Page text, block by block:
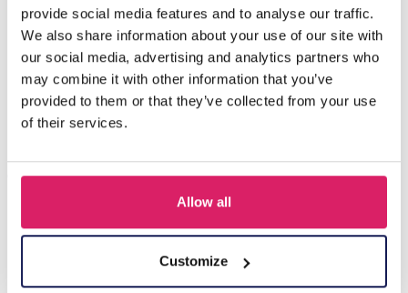
provide social media features and to analyse our traffic.
We also share information about your use of our site with
our social media, advertising and analytics partners who
may combine it with other information that you’ve
provided to them or that they’ve collected from your use
of their services.
Allow all
Customize
T-L8.1 KY615-156 Keychain Bear Christmas 11.5cm - 1pc
Login voor prijzen